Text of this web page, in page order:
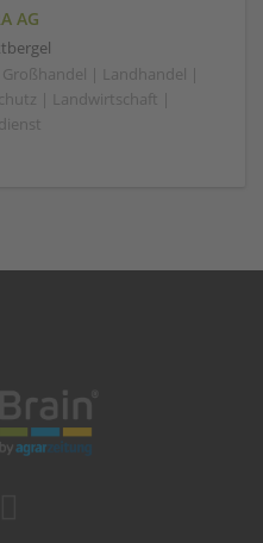
AG
| Landhandel |
| Landwirtschaft |